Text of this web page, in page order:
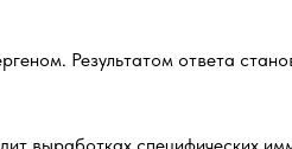
Результатом ответа